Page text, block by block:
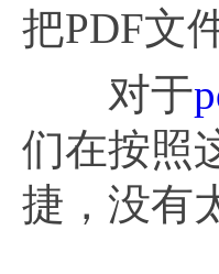
把PDF文
对于
们在按照
捷，没有